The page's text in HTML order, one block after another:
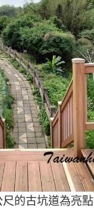
的古坑道為亮點